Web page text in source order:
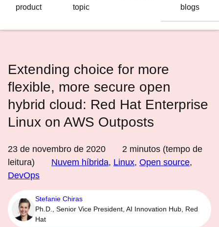
product
topic
blogs
Extending choice for more
flexible, more secure open
hybrid cloud: Red Hat Enterprise
Linux on AWS Outposts
23 de novembro de 2020 2 minutos (tempo de
leitura)
Nuvem híbrida, Linux, Open source,
DevOps
Stefanie Chiras
Ph.D., Senior Vice President, AI Innovation Hub, Red
Hat